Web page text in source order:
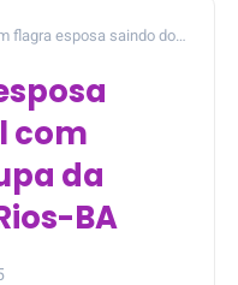
flagra esposa saindo do
com
da
BA